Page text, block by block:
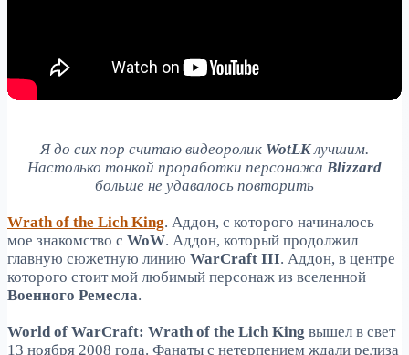
Я до сих пор считаю видеоролик WotLKлучшим.
Настолько тонкой проработки персонажа Blizzard
больше не удавалось повторить
Wrath of the Lich King. Аддон, с которого начиналось
мое знакомство с WoW. Аддон, который продолжил
главную сюжетную линию WarCraft III. Аддон, в центре
которого стоит мой любимый персонаж из вселенной
Военного Ремесла.
World of WarCraft: Wrath of the Lich King вышел в свет
13 ноября 2008 года. Фанаты с нетерпением ждали релиза